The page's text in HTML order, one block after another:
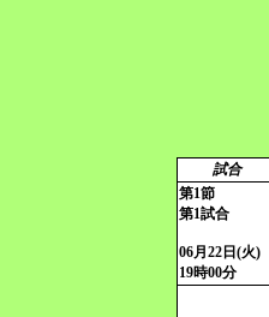
試合
第1節
第1試合
06月22日(火)
19時00分